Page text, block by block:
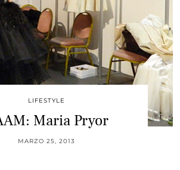
LIFESTYLE
Maria Pryor
MARZO 25, 2013